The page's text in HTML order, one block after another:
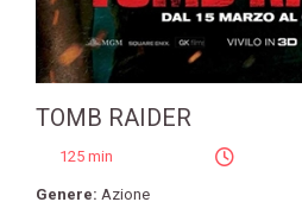
TOMB RAIDER
125 min
Genere: Azione